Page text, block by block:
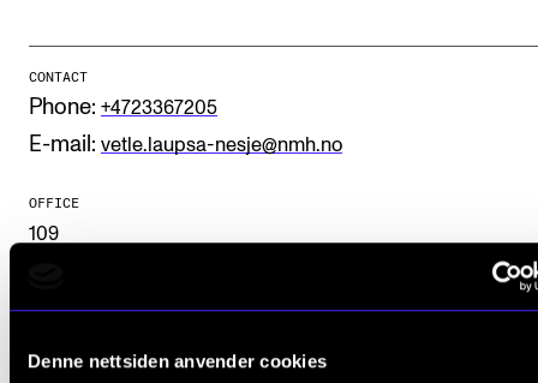
Denne nettsiden anvender cookies
Collaboration
Networks
IN.TUNE
CONTACT
Phone: +4723367205
E-mail: vetle.laupsa-nesje@nmh.no
OFFICE
109